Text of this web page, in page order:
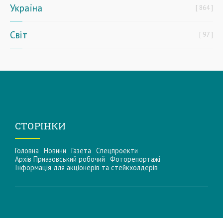
Україна 864
Світ 97
СТОРІНКИ
Головна Новини Газета Спецпроекти
Архів Приазовський робочий Фоторепортажі
Інформацiя для акцiонерiв та стейкхолдерiв